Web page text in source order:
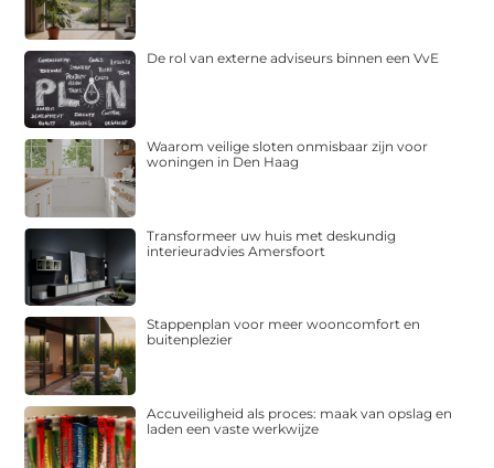
De rol van externe adviseurs binnen een VvE
Waarom veilige sloten onmisbaar zijn voor
woningen in Den Haag
Transformeer uw huis met deskundig
interieuradvies Amersfoort
Stappenplan voor meer wooncomfort en
buitenplezier
Accuveiligheid als proces: maak van opslag en
laden een vaste werkwijze